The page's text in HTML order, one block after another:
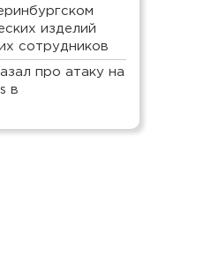
изделий
сотрудников
про атаку на
в